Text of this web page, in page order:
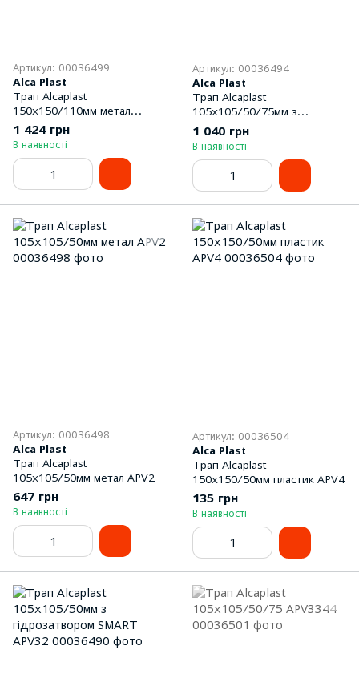
Артикул: 00036499
Alca Plast
Трап Alcaplast
150x150/110мм метал
APV12
1 424 грн
В наявності
Артикул: 00036494
Alca Plast
Трап Alcaplast
105x105/50/75мм з
гідрозатвором SMART
APV2321
1 040 грн
В наявності
Артикул: 00036498
Alca Plast
Трап Alcaplast
105x105/50мм метал APV2
647 грн
В наявності
Артикул: 00036504
Alca Plast
Трап Alcaplast
150x150/50мм пластик APV4
135 грн
В наявності